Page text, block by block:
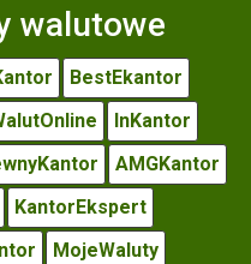
walutowe
BestEkantor
InKantor
AMGKantor
KantorEkspert
MojeWaluty